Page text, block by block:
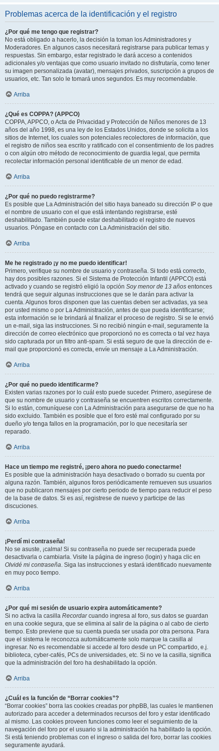
Problemas acerca de la identificación y el registro
¿Por qué me tengo que registrar?
No está obligado a hacerlo, la decisión la toman los Administradores y
Moderadores. En algunos casos necesitará registrarse para publicar temas y
respuestas. Sin embargo, estar registrado le dará acceso a contenidos
adicionales y/o ventajas que como usuario invitado no disfrutaría, como tener
su imagen personalizada (avatar), mensajes privados, suscripción a grupos de
usuarios, etc. Tan solo le tomará unos segundos. Es muy recomendable.
Arriba
¿Qué es COPPA? (APPCO)
COPPA, APPCO, o Acta de Privacidad y Protección de Niños menores de 13
años del año 1998, es una ley de los Estados Unidos, donde se solicita a los
sitios de Internet, los cuales son potenciales recolectores de información, que
el registro de niños sea escrito y ratificado con el consentimiento de los padres
o con algún otro método de reconocimiento de guardia legal, que permita
recolectar información personal identificable de un menor de edad.
Arriba
¿Por qué no puedo registrarme?
Es posible que La Administración del sitio haya baneado su dirección IP o que
el nombre de usuario con el que está intentando registrarse, esté
deshabilitado. También puede estar deshabilitado el registro de nuevos
usuarios. Póngase en contacto con La Administración del sitio.
Arriba
Me he registrado ¡y no me puedo identificar!
Primero, verifique su nombre de usuario y contraseña. Si todo está correcto,
hay dos posibles razones. Si el Sistema de Protección Infantil (APPCO) está
activado y cuando se registró eligió la opción Soy menor de 13 años entonces
tendrá que seguir algunas instrucciones que se le darán para activar la
cuenta. Algunos foros disponen que las cuentas deben ser activadas, ya sea
por usted mismo o por La Administración, antes de que pueda identificarse;
esta información se le brindará al finalizar el proceso de registro. Si se le envió
un e-mail, siga las instrucciones. Si no recibió ningún e-mail, seguramente la
dirección de correo electrónico que proporcionó no es correcta o tal vez haya
sido capturada por un filtro anti-spam. Si está seguro de que la dirección de e-
mail que proporcionó es correcta, envíe un mensaje a La Administración.
Arriba
¿Por qué no puedo identificarme?
Existen varias razones por lo cuál esto puede suceder. Primero, asegúrese de
que su nombre de usuario y contraseña se encuentren escritos correctamente.
Si lo están, comuníquese con La Administración para asegurarse de que no ha
sido excluido. También es posible que el foro esté mal configurado por su
dueño y/o tenga fallos en la programación, por lo que necesitaría ser
reparado.
Arriba
Hace un tiempo me registré, ¡pero ahora no puedo conectarme!
Es posible que la administración haya desactivado o borrado su cuenta por
alguna razón. También, algunos foros periódicamente remueven sus usuarios
que no publicaron mensajes por cierto periodo de tiempo para reducir el peso
de la base de datos. Si es así, registrese de nuevo y participe de las
discuciones.
Arriba
¡Perdí mi contraseña!
No se asuste, ¡calma! Si su contraseña no puede ser recuperada puede
desactivarla o cambiarla. Visite la página de ingreso (login) y haga clic en
Olvidé mi contraseña. Siga las instrucciones y estará identificado nuevamente
en muy poco tiempo.
Arriba
¿Por qué mi sesión de usuario expira automáticamente?
Si no activa la casilla Recordarcuando ingresa al foro, sus datos se guardan
en una cookie segura, que se elimina al salir de la página o al cabo de cierto
tiempo. Esto previene que su cuenta pueda ser usada por otra persona. Para
que el sistema le reconozca automáticamente solo marque la casilla al
ingresar. No es recomendable si accede al foro desde un PC compartido, e.j.
biblioteca, cyber-cafés, PCs de universidades, etc. Si no ve la casilla, significa
que la administración del foro ha deshabilitado la opción.
Arriba
¿Cuál es la función de “Borrar cookies”?
“Borrar cookies” borra las cookies creadas por phpBB, las cuales le mantienen
autorizado para acceder a determinados recursos del foro y estar identificado
al mismo. Las cookies proveen funciones como leer el seguimiento de la
navegación del foro por el usuario si la administración ha habilitado la opción.
Si está teniendo problemas con el ingreso o salida del foro, borrar las cookies
seguramente ayudará.